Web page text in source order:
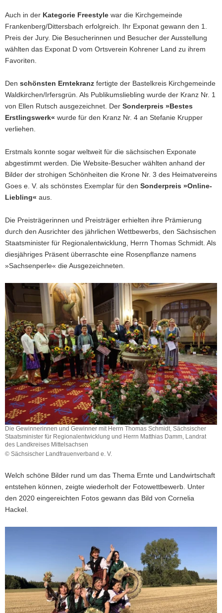
in
der
Evangelisch-
Lutherischen
St.
Auch in der Kategorie Freestyle war die Kirchgemeinde
Frankenberg/Dittersbach erfolgreich. Ihr Exponat gewann den 1.
Preis der Jury. Die Besucherinnen und Besucher der Ausstellung
wählten das Exponat D vom Ortsverein Kohrener Land zu ihrem
Favoriten.
Den schönsten Erntekranz fertigte der Bastelkreis Kirchgemeinde
Waldkirchen/Irfersgrün. Als Publikumsliebling wurde der Kranz Nr. 1
von Ellen Rutsch ausgezeichnet. Der Sonderpreis »Bestes
Erstlingswerk« wurde für den Kranz Nr. 4 an Stefanie Krupper
verliehen.
Erstmals konnte sogar weltweit für die sächsischen Exponate
abgestimmt werden. Die Website-Besucher wählten anhand der
Bilder der strohigen Schönheiten die Krone Nr. 3 des Heimatvereins
Goes e. V. als schönstes Exemplar für den Sonderpreis »Online-
Liebling« aus.
Die Preisträgerinnen und Preisträger erhielten ihre Prämierung
durch den Ausrichter des jährlichen Wettbewerbs, den Sächsischen
Staatsminister für Regionalentwicklung, Herrn Thomas Schmidt. Als
diesjähriges Präsent überraschte eine Rosenpflanze namens
»Sachsenperle« die Ausgezeichneten.
Die Gewinnerinnen und Gewinner mit Herrn Thomas Schmidt, Sächsischer
Staatsminister für Regionalentwicklung und Herrn Matthias Damm, Landrat
des Landkreises Mittelsachsen
© Sächsischer Landfrauenverband e. V.
Gewinnerinnen
Gewinner
mit
Herrn
Schmidt,
und
Herrn
Matthias
Damm,
Welch schöne Bilder rund um das Thema Ernte und Landwirtschaft
entstehen können, zeigte wiederholt der Fotowettbewerb. Unter
den 2020 eingereichten Fotos gewann das Bild von Cornelia
Hackel.